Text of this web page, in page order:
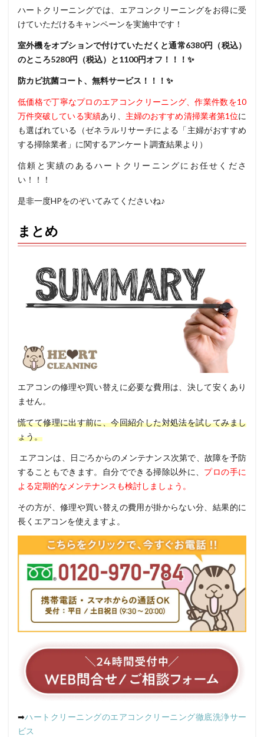
ハートクリーニングでは、エアコンクリーニングをお得に受
けていただけるキャンペーンを実施中です！
室外機をオプションで付けていただくと通常6380円（税込）
のところ5280円（税込）と1100円オフ！！！✨
防カビ抗菌コート、無料サービス！！！✨
低価格で丁寧なプロのエアコンクリーニング 、作業件数を10
万件突破している実績あり、 主婦のおすすめ清掃業者第1位に
も選ばれている
（ゼネラルリサーチによる「主婦がおすすめ
する掃除業者」に関するアンケート調査結果より）
信頼と実績のあるハートクリーニングにお任せくださ
い！！！
是非一度HPをのぞいてみてくださいね♪
まとめ
エアコンの修理や買い替えに必要な費用は、決して安くあり
ません。
慌てて修理に出す前に、今回紹介した対処法を試してみまし
ょう。
エアコンは、日ごろからのメンテナンス次第で、故障を予防
することもできます。
自分でできる掃除以外に、 プロの手に
よる定期的なメンテナンスも検討しましょう。
その方が、修理や買い替えの費用が掛からない分、結果的に
長くエアコンを使えますよ。
➡ハートクリーニングのエアコンクリーニング徹底洗浄サー
ビス